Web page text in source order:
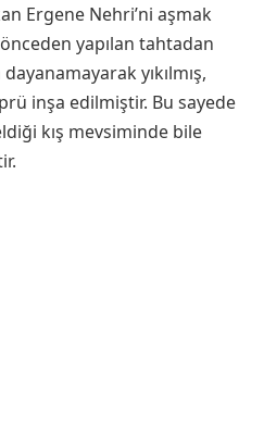
Ergene Nehri’ni aşmak
yapılan tahtadan
yıkılmış,
inşa edilmiştir. Bu sayede
kış mevsiminde bile